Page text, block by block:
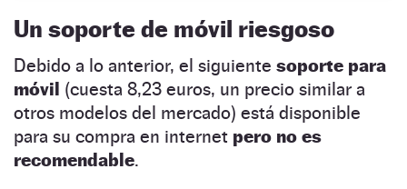
Un soporte de móvil riesgoso
Debido a lo anterior, el siguiente soporte para
móvil (cuesta 8,23 euros, un precio similar a
otros modelos del mercado) está disponible
para su compra en internet pero no es
recomendable.